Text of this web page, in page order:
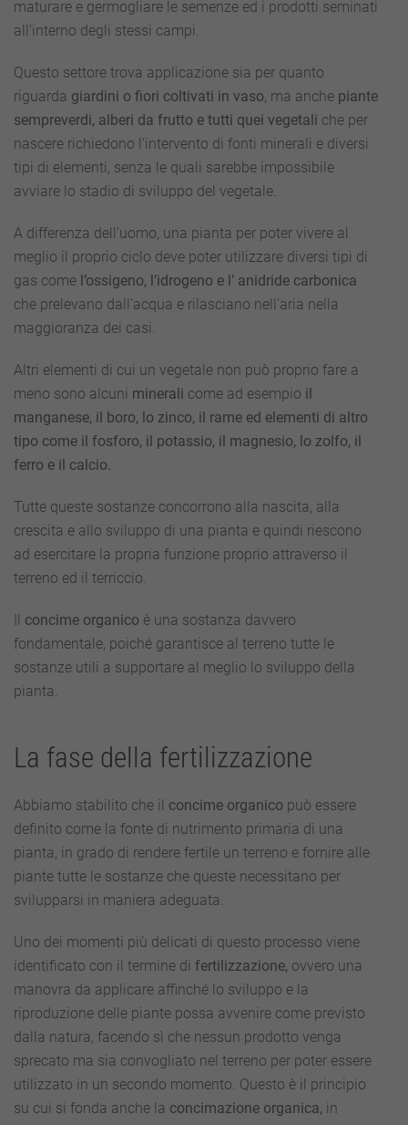
maturare e germogliare le semenze ed i prodotti seminati
all’interno degli stessi campi.
Questo settore trova applicazione sia per quanto
riguarda giardini o fiori coltivati in vaso, ma anche piante
sempreverdi, alberi da frutto e tutti quei vegetali che per
nascere richiedono l’intervento di fonti minerali e diversi
tipi di elementi, senza le quali sarebbe impossibile
avviare lo stadio di sviluppo del vegetale.
A differenza dell’uomo, una pianta per poter vivere al
meglio il proprio ciclo deve poter utilizzare diversi tipi di
gas come l’ossigeno, l’idrogeno e l’ anidride carbonica
che prelevano dall’acqua e rilasciano nell’aria nella
maggioranza dei casi.
Altri elementi di cui un vegetale non può proprio fare a
meno sono alcuni minerali come ad esempio il
manganese, il boro, lo zinco, il rame ed elementi di altro
tipo come il fosforo, il potassio, il magnesio, lo zolfo, il
ferro e il calcio.
Tutte queste sostanze concorrono alla nascita, alla
crescita e allo sviluppo di una pianta e quindi riescono
ad esercitare la propria funzione proprio attraverso il
terreno ed il terriccio.
Il concime organico è una sostanza davvero
fondamentale, poiché garantisce al terreno tutte le
sostanze utili a supportare al meglio lo sviluppo della
pianta.
La fase della fertilizzazione
Abbiamo stabilito che il concime organico può essere
definito come la fonte di nutrimento primaria di una
pianta, in grado di rendere fertile un terreno e fornire alle
piante tutte le sostanze che queste necessitano per
svilupparsi in maniera adeguata.
Uno dei momenti più delicati di questo processo viene
identificato con il termine di fertilizzazione, ovvero una
manovra da applicare affinché lo sviluppo e la
riproduzione delle piante possa avvenire come previsto
dalla natura, facendo sì che nessun prodotto venga
sprecato ma sia convogliato nel terreno per poter essere
utilizzato in un secondo momento. Questo è il principio
su cui si fonda anche la concimazione organica, in